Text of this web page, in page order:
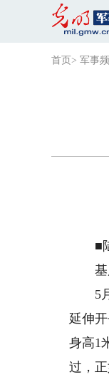
首页 > 军事
■陆
基层
5月
延伸
身高1
过，